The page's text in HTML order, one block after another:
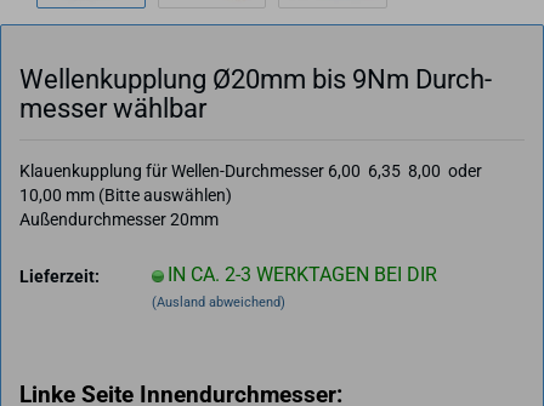
Wel­len­kupp­lung Ø20mm bis 9Nm Durch­
mes­ser wähl­bar
Klauenkupplung für Wellen-Durchmesser 6,00 6,35 8,00 oder
10,00 mm (Bitte auswählen)
Außendurchmesser 20mm
Lieferzeit: IN CA. 2-3 WERKTAGEN BEI DIR
(Ausland abweichend)
Linke Seite Innendurchmesser: